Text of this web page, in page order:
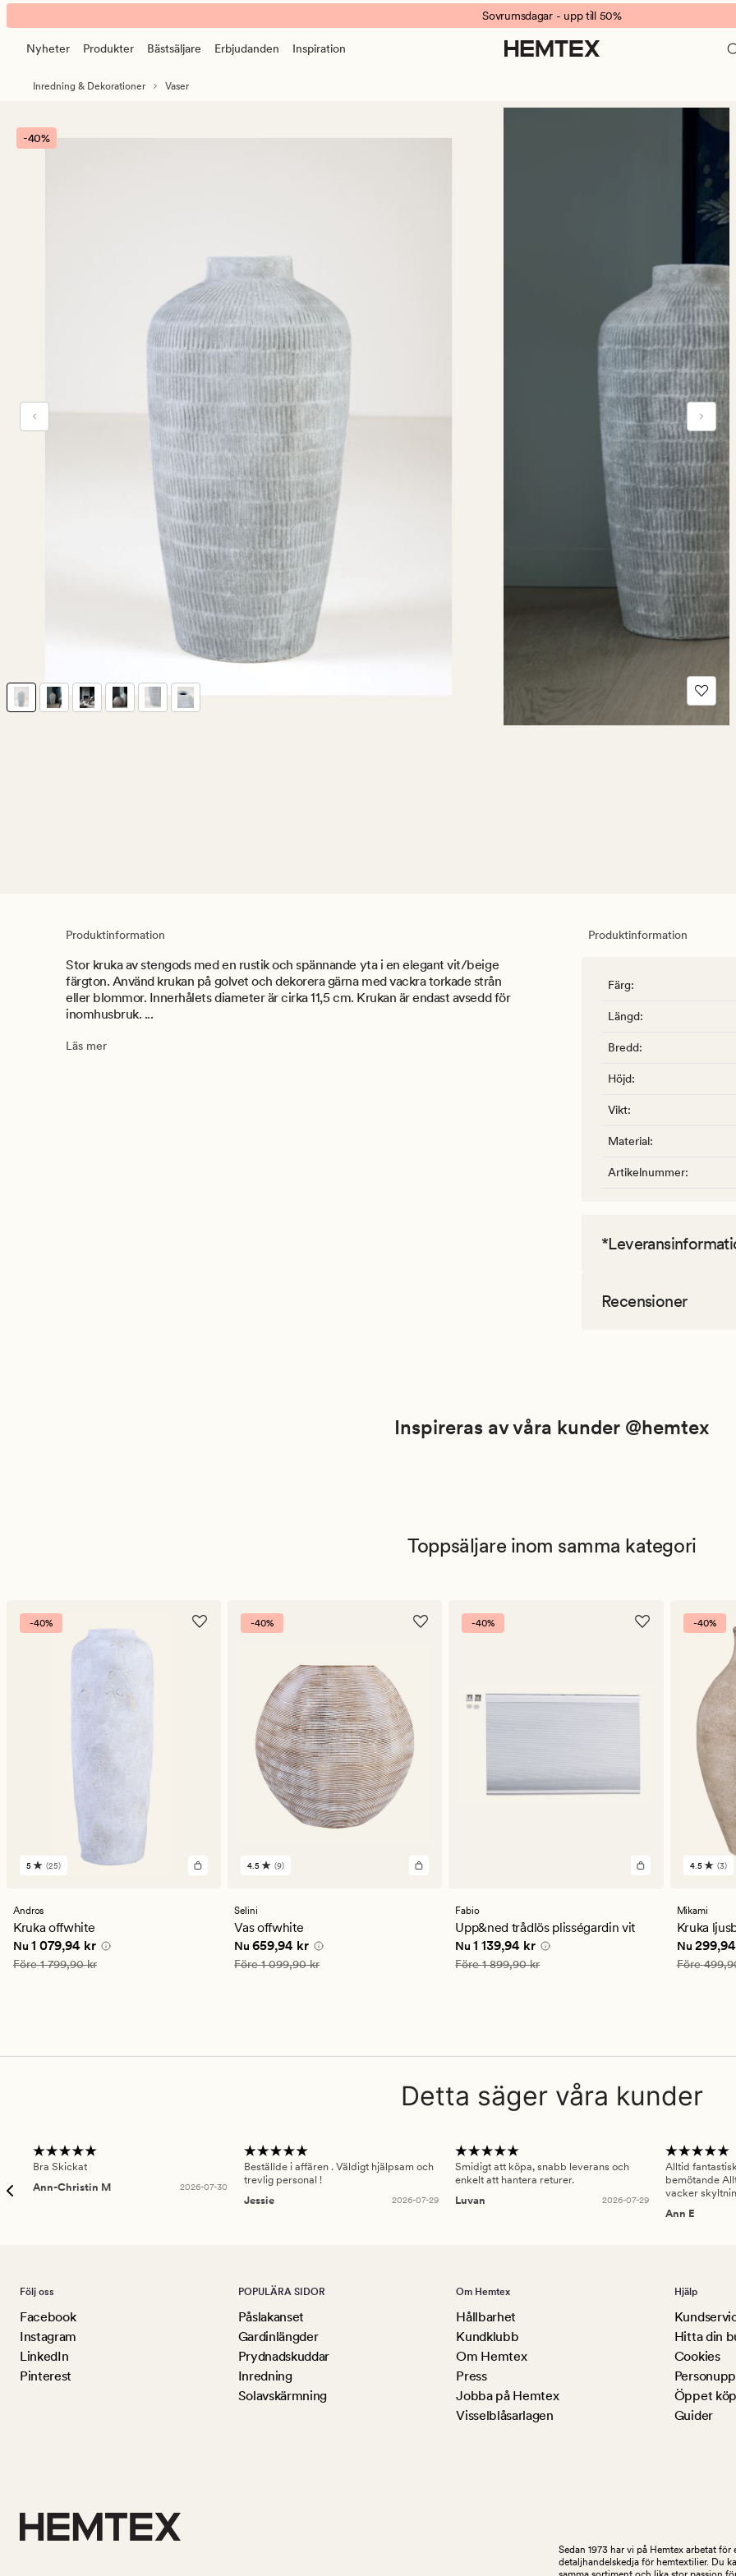
Nefeli
kruka
offwhite
banner.
Klicka
ESCAPE
att
pausa.
Sovrumsdagar - upp till 50%
Nyheter Produkter Bästsäljare Erbjudanden Inspiration
Inredning & Dekorationer Vaser
-40%
Produktinformation
Stor kruka av stengods med en rustik och spännande yta i en elegant vit/beige
färgton. Använd krukan på golvet och dekorera gärna med vackra torkade strån
eller blommor. Innerhålets diameter är cirka 11,5 cm. Krukan är endast avsedd för
inomhusbruk. ...
Läs mer
Produktinformation
Färg:
Längd:
Bredd:
Höjd:
Vikt:
Material:
Artikelnummer:
Recensioner
Inspireras av våra kunder @hemtex
Toppsäljare inom samma kategori
-40%
25
ett
genomsnittligt
betyg
på
5
5 (25)
Andros
Kruka offwhite
Nuvarande pris 1 079,94 kr
Nu 1 079,94 kr
Ordinarie pris 1 799,90 kr
Före1 799,90 kr
-40%
9
ett
genomsnittligt
betyg
på
4.5
4.5 (9)
Selini
Vas offwhite
Nuvarande pris
Nu 659,94 kr
Ordinarie pris 1 099,90 kr
Före1 099,90 kr
-40%
Fabio
Upp&ned trådlös plisségardin vit
Nuvarande pris
Nu 1 139,94 kr
Ordinarie pris 1 899,90 kr
Före1 899,90 kr
-40%
3
ett
betyg
på
4.5
4.5 (3)
Mikami
Kruka
Nu
Ordinarie
Före
Detta säger våra kunder
Bra Skickat
Ann-Christin M
2026-07-30
Beställde i affären . Väldigt hjälpsam och
trevlig personal !
Jessie
2026-07-29
Smidigt att köpa, snabb leverans och
enkelt att hantera returer.
Luvan
2026-07-29
Alltid
bemötande
vacker
Ann E
Följ oss
Facebook
Instagram
LinkedIn
Pinterest
POPULÄRA SIDOR
Påslakanset
Gardinlängder
Prydnadskuddar
Inredning
Solavskärmning
Om Hemtex
Hållbarhet
Kundklubb
Om Hemtex
Press
Jobba på Hemtex
Visselblåsarlagen
Hjälp
Hitta din
Cookies
Öppet
Guider
Sedan 1973 har vi på Hemtex arbetat
detaljhandelskedja för hemtextilier. Du